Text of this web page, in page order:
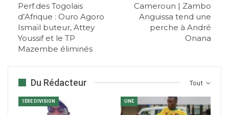
Perf.des Togolais
d’Afrique : Ouro Agoro
Ismaïl buteur, Attey
Youssif et le TP
Mazembe éliminés
Cameroun | Zambo
Anguissa tend une
perche à André
Onana
Tout
Du Rédacteur
1ÈRE DIVISION UNE